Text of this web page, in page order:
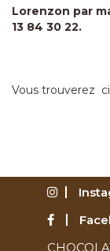
Lorenzon par
13 84 30 22.
Vous trouverez